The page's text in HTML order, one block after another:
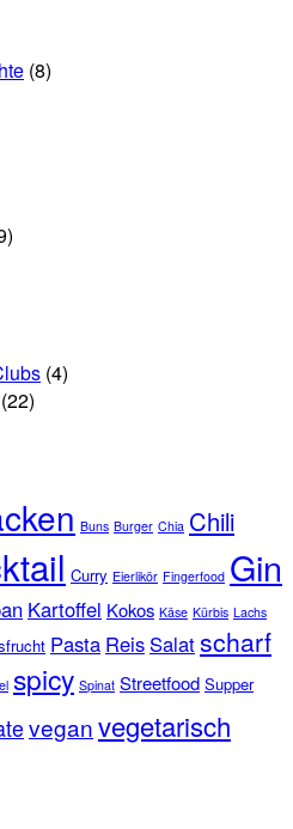
(8)
(4)
(22)
Buns Burger Chia Chili
Curry Eierlikör Fingerfood Gin
Kartoffel Kokos Käse Kürbis Lachs
Pasta Reis Salatscharf
spicy Spinat Streetfood Supper
veganvegetarisch